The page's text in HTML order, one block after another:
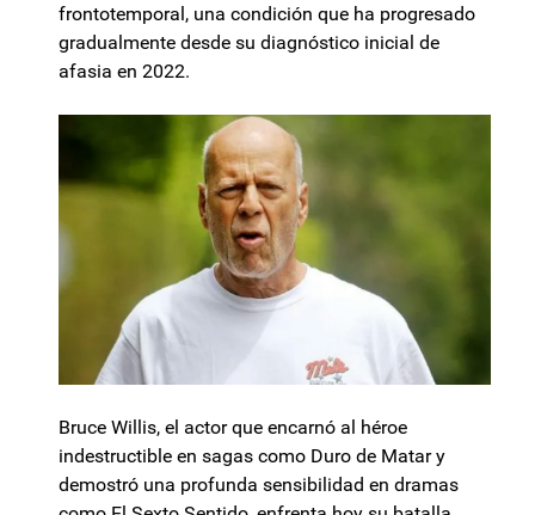
frontotemporal, una condición que ha progresado
gradualmente desde su diagnóstico inicial de
afasia en 2022.
Bruce Willis, el actor que encarnó al héroe
indestructible en sagas como Duro de Matar y
demostró una profunda sensibilidad en dramas